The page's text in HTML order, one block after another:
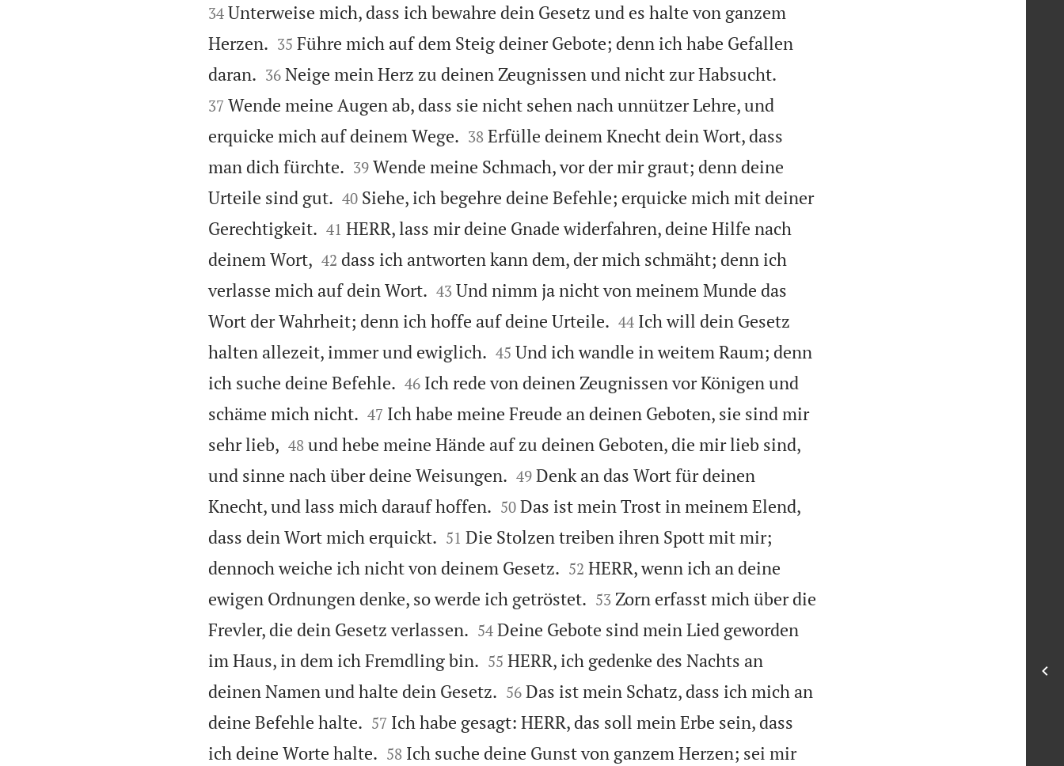
34 Unterweise mich, dass ich bewahre dein Gesetz und es halte von ganzem
Herzen.
35 Führe mich auf dem Steig deiner Gebote; denn ich habe Gefallen
daran.
36 Neige mein Herz zu deinen Zeugnissen und nicht zur Habsucht.
37 Wende meine Augen ab, dass sie nicht sehen nach unnützer Lehre, und
erquicke mich auf deinem Wege.
38 Erfülle deinem Knecht dein Wort, dass
man dich fürchte.
39 Wende meine Schmach, vor der mir graut; denn deine
Urteile sind gut.
40 Siehe, ich begehre deine Befehle; erquicke mich mit deiner
Gerechtigkeit.
41 HERR, lass mir deine Gnade widerfahren, deine Hilfe nach
deinem Wort,
42 dass ich antworten kann dem, der mich schmäht; denn ich
verlasse mich auf dein Wort.
43 Und nimm ja nicht von meinem Munde das
Wort der Wahrheit; denn ich hoffe auf deine Urteile.
44 Ich will dein Gesetz
halten allezeit, immer und ewiglich.
45 Und ich wandle in weitem Raum; denn
ich suche deine Befehle.
46 Ich rede von deinen Zeugnissen vor Königen und
schäme mich nicht.
47 Ich habe meine Freude an deinen Geboten, sie sind mir
sehr lieb,
48 und hebe meine Hände auf zu deinen Geboten, die mir lieb sind,
und sinne nach über deine Weisungen.
49 Denk an das Wort für deinen
Knecht, und lass mich darauf hoffen.
50 Das ist mein Trost in meinem Elend,
dass dein Wort mich erquickt.
51 Die Stolzen treiben ihren Spott mit mir;
dennoch weiche ich nicht von deinem Gesetz.
52 HERR, wenn ich an deine
ewigen Ordnungen denke, so werde ich getröstet.
53 Zorn erfasst mich über die
Frevler, die dein Gesetz verlassen.
54 Deine Gebote sind mein Lied geworden
im Haus, in dem ich Fremdling bin.
55 HERR, ich gedenke des Nachts an
deinen Namen und halte dein Gesetz.
56 Das ist mein Schatz, dass ich mich an
deine Befehle halte.
57 Ich habe gesagt: HERR, das soll mein Erbe sein, dass
ich deine Worte halte.
58 Ich suche deine Gunst von ganzem Herzen; sei mir